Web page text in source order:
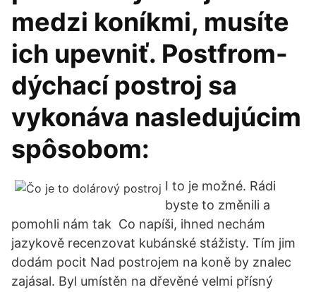
medzi koníkmi, musíte
ich upevniť. Postfrom-
dýchací postroj sa
vykonáva nasledujúcim
spôsobom:
I to je možné. Rádi
byste to změnili a
pomohli nám tak Co napíši, ihned nechám
jazykově recenzovat kubánské stážisty. Tím jim
dodám pocit Nad postrojem na koně by znalec
zajásal. Byl umístěn na dřevěné velmi přísný